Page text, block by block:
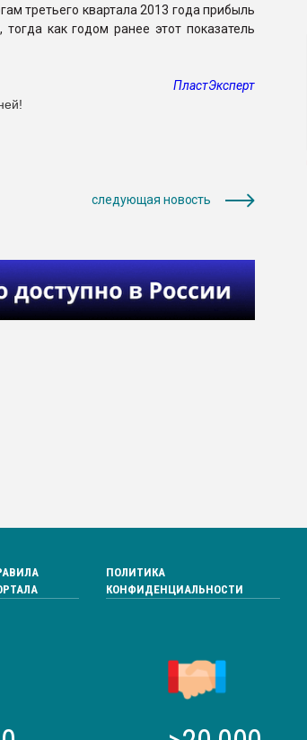
третьего квартала 2013 года прибыль
как годом ранее этот показатель
ПластЭксперт
следующая новость
ПОЛИТИКА
КОНФИДЕНЦИАЛЬНОСТИ